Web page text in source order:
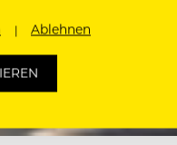
Ablehnen